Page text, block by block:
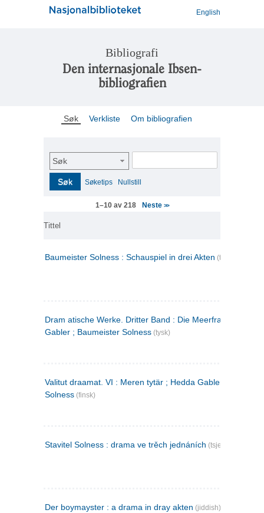
English
Bibliografi
Den internasjonale Ibsen-
bibliografien
Søk Verkliste Om bibliografien
Søk
Søk Søketips Nullstill
1–10 av 218 Neste >>
Tittel
Baumeister Solness : Schauspiel in drei Akten (tysk)
Dram atische Werke. Dritter Band : Die Meerfrau ; Hedda
Gabler ; Baumeister Solness (tysk)
Valitut draamat. VI : Meren tytär ; Hedda Gabler ;
Solness (finsk)
Stavitel Solness : drama ve trěch jednáních (tsjekkisk)
Der boymayster : a drama in dray akten (jiddish)